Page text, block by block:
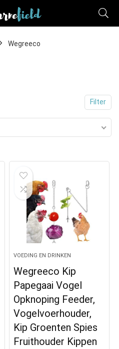
Wegreeco
Filter
VOEDING EN DRINKEN
Wegreeco Kip
Papegaai Vogel
Opknoping Feeder,
Vogelvoerhouder,
Kip Groenten Spies
Fruithouder Kippen